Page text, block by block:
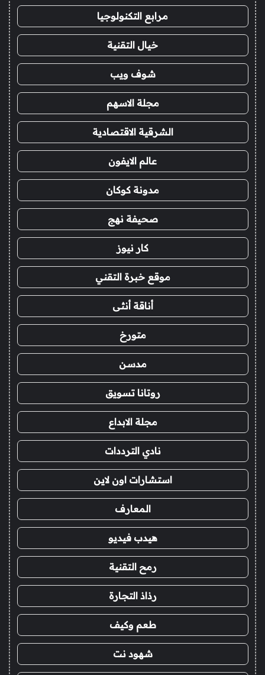
مرابع التكنولوجيا
خيال التقنية
شوف ويب
مجلة الاسهم
الشرقية الاقتصادية
عالم الايفون
مدونة كوكان
صحيفة نهج
كار نيوز
موقع خبرة التقني
أناقة أنثى
متورخ
مدسن
روتانا تسويق
مجلة الابداع
نادي الترددات
استشارات اون لاين
المعارف
هيدب فيديو
رمح التقنية
رذاذ التجارة
طعم وكيف
شهود نت